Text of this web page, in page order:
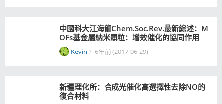
中國科大江海龍Chem.Soc.Rev.最新綜述：M
OFs基金屬納米顆粒：增效催化的協同作用
Kevin ? 6年前 (2017-06-29)
新疆理化所：合成光催化高選擇性去除NO的
復合材料